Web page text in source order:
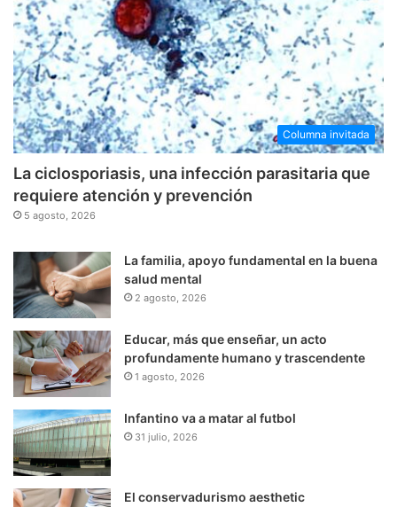
Columna invitada
La ciclosporiasis, una infección parasitaria que
requiere atención y prevención
5 agosto, 2026
La familia, apoyo fundamental en la buena
salud mental
2 agosto, 2026
Educar, más que enseñar, un acto
profundamente humano y trascendente
1 agosto, 2026
Infantino va a matar al futbol
31 julio, 2026
El conservadurismo aesthetic